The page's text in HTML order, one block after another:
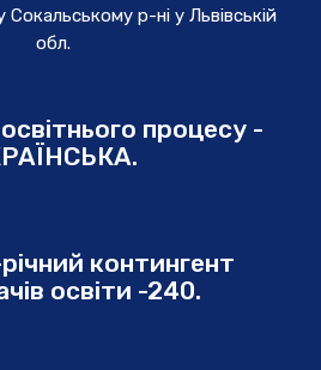
р-ні у Львівській
обл.
процесу -
контингент
освіти -240.